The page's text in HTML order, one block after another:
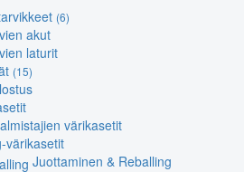
(6)
akut
laturit
(15)
värikasetit
värikasetit
Juottaminen & Reballing